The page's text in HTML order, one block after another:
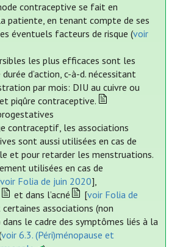
contraceptive se fait en
patiente, en tenant compte de ses
éventuels facteurs de risque (voir
les plus efficaces sont les
d’action, c-à-d. nécessitant
par mois: DIU au cuivre ou
piqûre contraceptive.
contraceptif, les associations
sont aussi utilisées en cas de
et pour retarder les menstruations.
utilisées en cas de
voir Folia de juin 2020],
et dans l’acné [voir Folia de
associations (non
le cadre des symptômes liés à la
voir 6.3. (Péri)ménopause et